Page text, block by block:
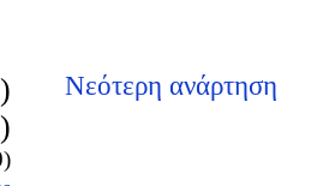
Νεότερη ανάρτηση